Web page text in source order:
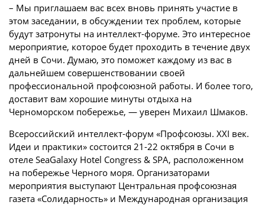
– Мы приглашаем вас всех вновь принять участие в
этом заседании, в обсуждении тех проблем, которые
будут затронуты на интеллект-форуме. Это интересное
мероприятие, которое будет проходить в течение двух
дней в Сочи. Думаю, это поможет каждому из вас в
дальнейшем совершенствовании своей
профессиональной профсоюзной работы. И более того,
доставит вам хорошие минуты отдыха на
Черноморском побережье, — уверен Михаил Шмаков.
Всероссийский интеллект-форум «Профсоюзы. XXI век.
Идеи и практики» состоится 21-22 октября в Сочи в
отеле SeaGalaxy Hotel Congress & SPA, расположенном
на побережье Черного моря. Организаторами
мероприятия выступают Центральная профсоюзная
газета «Солидарность» и Международная организация